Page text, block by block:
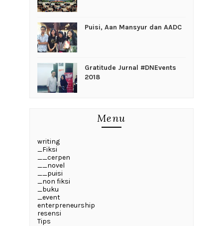
Puisi, Aan Mansyur dan AADC
Gratitude Jurnal #DNEvents
2018
Menu
writing
_Fiksi
__cerpen
__novel
__puisi
_non fiksi
_buku
_event
enterpreneurship
resensi
Tips